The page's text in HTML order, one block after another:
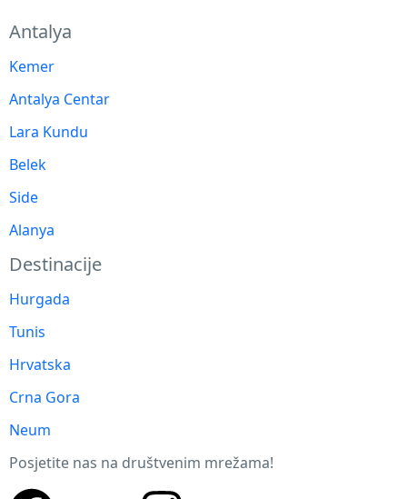
Antalya
Kemer
Antalya Centar
Lara Kundu
Belek
Side
Alanya
Destinacije
Hurgada
Tunis
Hrvatska
Crna Gora
Neum
Posjetite nas na društvenim mrežama!